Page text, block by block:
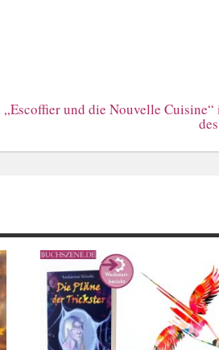
„Escoffier und die Nouvelle